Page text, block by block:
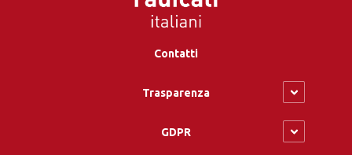
Contatti
Trasparenza
GDPR